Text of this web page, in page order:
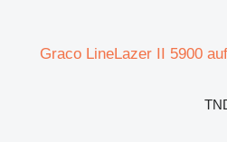
Graco LineLazer II 5900